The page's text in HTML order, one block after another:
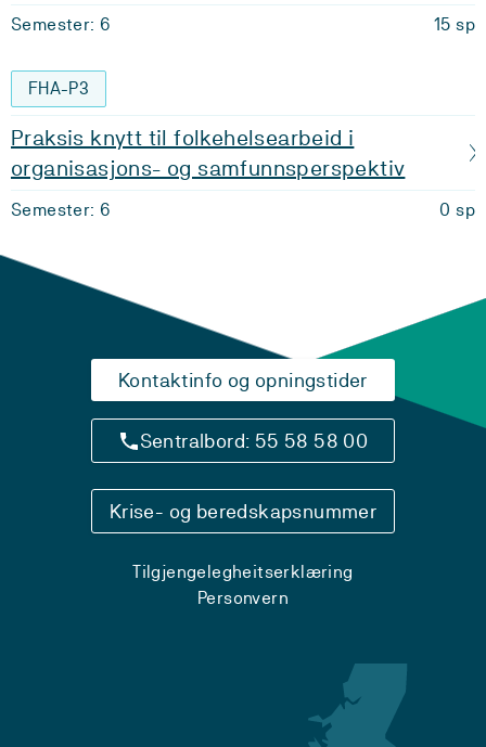
Semester: 6 15 sp
FHA-P3
Praksis knytt til folkehelsearbeid i
organisasjons- og samfunnsperspektiv
Semester: 6 0 sp
Kontaktinfo og opningstider
Sentralbord: 55 58 58 00
Krise- og beredskapsnummer
Tilgjengelegheitserklæring
Personvern